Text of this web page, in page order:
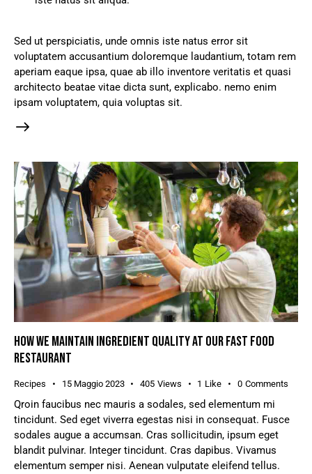
Sed ut perspiciatis, unde omnis iste natus error sit
voluptatem accusantium doloremque laudantium, totam rem
aperiam eaque ipsa, quae ab illo inventore veritatis et quasi
architecto beatae vitae dicta sunt, explicabo. nemo enim
ipsam voluptatem, quia voluptas sit.
HOW WE MAINTAIN INGREDIENT QUALITY AT OUR FAST FOOD
RESTAURANT
Recipes 15 Maggio 2023 405 Views 1 Like 0 Comments
Qroin faucibus nec mauris a sodales, sed elementum mi
tincidunt. Sed eget viverra egestas nisi in consequat. Fusce
sodales augue a accumsan. Cras sollicitudin, ipsum eget
blandit pulvinar. Integer tincidunt. Cras dapibus. Vivamus
elementum semper nisi. Aenean vulputate eleifend tellus.